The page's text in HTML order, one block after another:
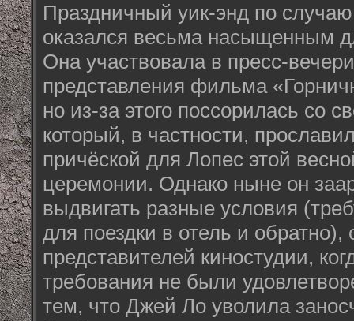
Праздничный уик-энд по
оказался весьма насыщенным
Она участвовала в пресс-
представления фильма
но из-за этого поссорилась со
который, в частности,
причёской для Лопес этой
церемонии. Однако ныне он
выдвигать разные условия
для поездки в отель и обратно),
представителей киностудии,
требования не были
тем, что Джей Ло уволила